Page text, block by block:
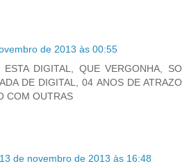
de 2013 às 00:55
ESTA DIGITAL, QUE VERGONHA, SO
DE DIGITAL, 04 ANOS DE ATRAZO
COM OUTRAS
13 de novembro de 2013 às 16:48